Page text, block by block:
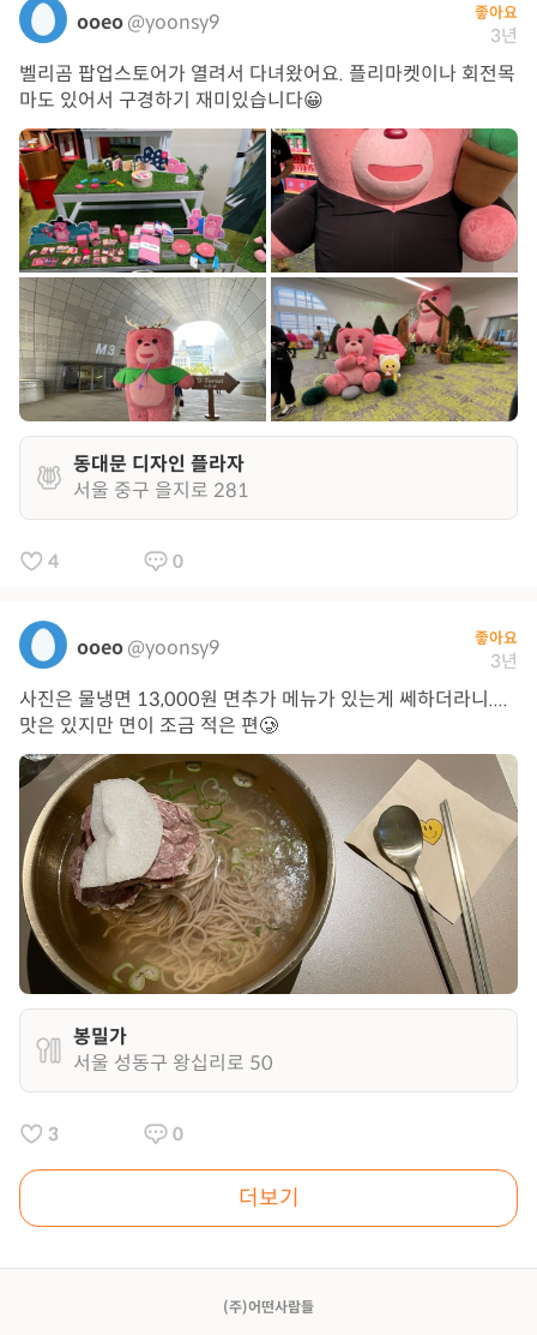
ooeo@yoonsy9 좋아요
3년
벨리곰 팝업스토어가 열려서 다녀왔어요. 플리마켓이나 회전목
마도 있어서 구경하기 재미있습니다😀
동대문 디자인 플라자
서울 중구 을지로 281
4 0
ooeo@yoonsy9 좋아요
3년
사진은 물냉면 13,000원 면추가 메뉴가 있는게 쎄하더라니....
맛은 있지만 면이 조금 적은 편🥲
봉밀가
서울 성동구 왕십리로 50
3 0
더보기
(주)어떤사람들